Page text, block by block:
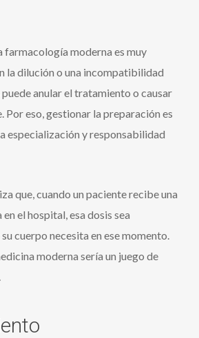
farmacología moderna es muy
la dilución o una incompatibilidad
anular el tratamiento o causar
Por eso, gestionar la preparación es
especialización y responsabilidad
que, cuando un paciente recibe una
el hospital, esa dosis sea
cuerpo necesita en ese momento.
moderna sería un juego de